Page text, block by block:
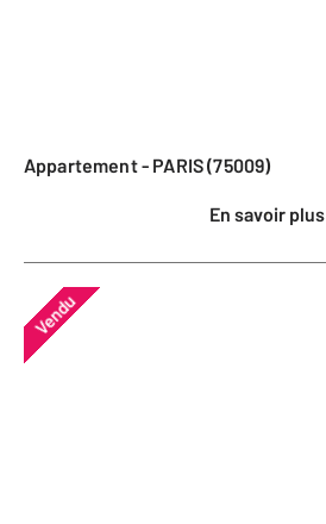
Appartement - PARIS (75009)
En savoir plus
Vendu